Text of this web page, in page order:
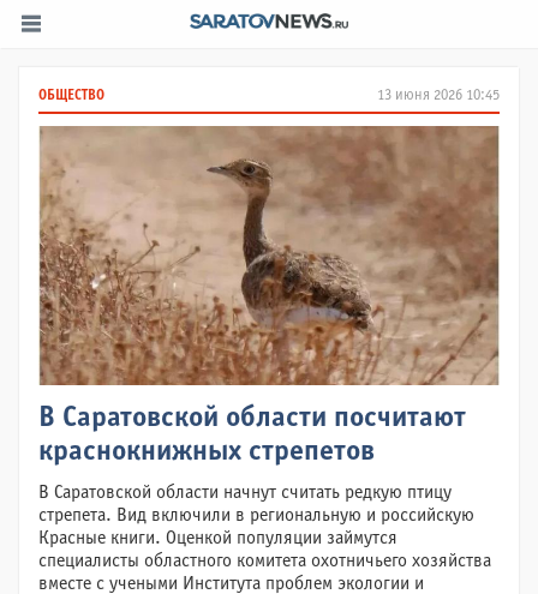
13 июня 2026 10:45
ОБЩЕСТВО
В Саратовской области посчитают
краснокнижных стрепетов
В Саратовской области начнут считать редкую птицу
стрепета. Вид включили в региональную и российскую
Красные книги. Оценкой популяции займутся
специалисты областного комитета охотничьего хозяйства
вместе с учеными Института проблем экологии и